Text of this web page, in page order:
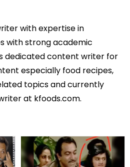
with expertise in
with strong academic
dedicated content writer for
especially food recipes,
topics and currently
at kfoods.com.